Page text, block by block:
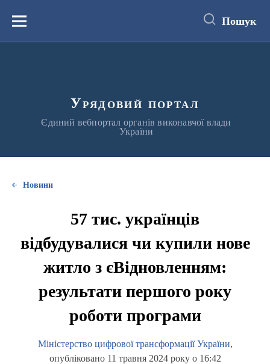
вмістуМеню Пошук
Урядовий портал
Єдиний вебпортал органів виконавчої влади
України
Новини
57 тис. українців
відбудувалися чи купили нове
житло з єВідновленням:
результати першого року
роботи програми
Міністерство цифрової трансформації України,
опубліковано 11 травня 2024 року о 16:42